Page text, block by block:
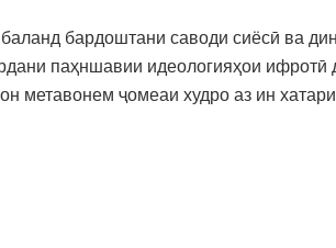
бардоштани саводи сиёсӣ ва
паҳншавии идеологияҳои ифротӣ
метавонем ҷомеаи худро аз ин хатари